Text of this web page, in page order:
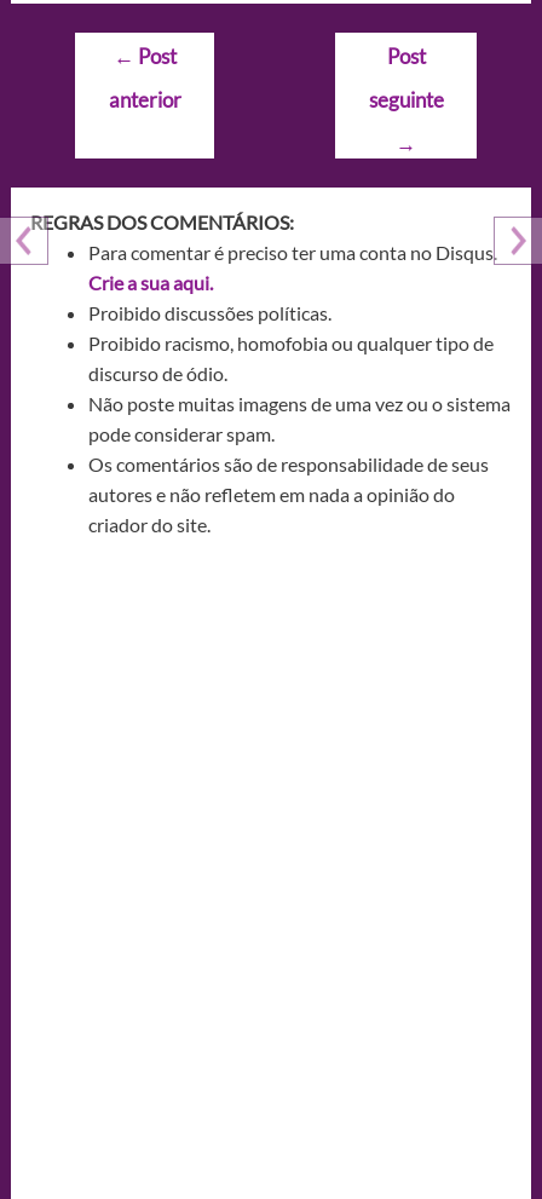
Navegação
Post
← Post
anterior
Post
seguinte
→
REGRAS DOS COMENTÁRIOS:
Para comentar é preciso ter uma conta no Disqus.
Crie a sua aqui.
Proibido discussões políticas.
Proibido racismo, homofobia ou qualquer tipo de
discurso de ódio.
Não poste muitas imagens de uma vez ou o sistema
pode considerar spam.
Os comentários são de responsabilidade de seus
autores e não refletem em nada a opinião do
criador do site.